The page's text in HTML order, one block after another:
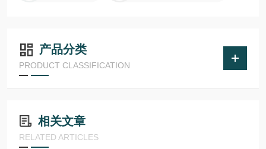
产品分类
PRODUCT CLASSIFICATION
相关文章
RELATED ARTICLES